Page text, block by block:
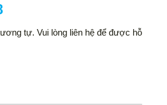
tự. Vui lòng liên hệ để được hỗ